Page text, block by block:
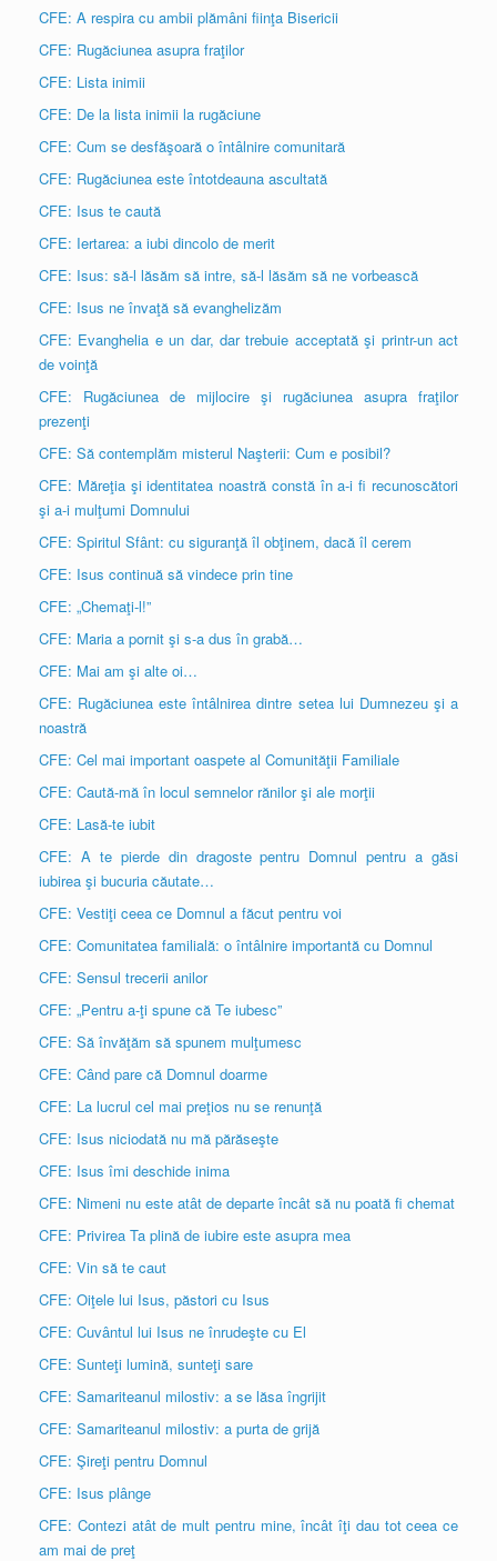
CFE: A respira cu ambii plămâni fiinţa Bisericii
CFE: Rugăciunea asupra fraţilor
CFE: Lista inimii
CFE: De la lista inimii la rugăciune
CFE: Cum se desfăşoară o întâlnire comunitară
CFE: Rugăciunea este întotdeauna ascultată
CFE: Isus te caută
CFE: Iertarea: a iubi dincolo de merit
CFE: Isus: să-l lăsăm să intre, să-l lăsăm să ne vorbească
CFE: Isus ne învaţă să evanghelizăm
CFE: Evanghelia e un dar, dar trebuie acceptată şi printr-un act
de voinţă
CFE: Rugăciunea de mijlocire şi rugăciunea asupra fraţilor
prezenţi
CFE: Să contemplăm misterul Naşterii: Cum e posibil?
CFE: Măreţia şi identitatea noastră constă în a-i fi recunoscători
şi a-i mulţumi Domnului
CFE: Spiritul Sfânt: cu siguranţă îl obţinem, dacă îl cerem
CFE: Isus continuă să vindece prin tine
CFE: „Chemaţi-l!”
CFE: Maria a pornit şi s-a dus în grabă…
CFE: Mai am şi alte oi…
CFE: Rugăciunea este întâlnirea dintre setea lui Dumnezeu şi a
noastră
CFE: Cel mai important oaspete al Comunităţii Familiale
CFE: Caută-mă în locul semnelor rănilor şi ale morţii
CFE: Lasă-te iubit
CFE: A te pierde din dragoste pentru Domnul pentru a găsi
iubirea şi bucuria căutate…
CFE: Vestiţi ceea ce Domnul a făcut pentru voi
CFE: Comunitatea familială: o întâlnire importantă cu Domnul
CFE: Sensul trecerii anilor
CFE: „Pentru a-ţi spune că Te iubesc”
CFE: Să învăţăm să spunem mulţumesc
CFE: Când pare că Domnul doarme
CFE: La lucrul cel mai preţios nu se renunţă
CFE: Isus niciodată nu mă părăseşte
CFE: Isus îmi deschide inima
CFE: Nimeni nu este atât de departe încât să nu poată fi chemat
CFE: Privirea Ta plină de iubire este asupra mea
CFE: Vin să te caut
CFE: Oiţele lui Isus, păstori cu Isus
CFE: Cuvântul lui Isus ne înrudeşte cu El
CFE: Sunteţi lumină, sunteţi sare
CFE: Samariteanul milostiv: a se lăsa îngrijit
CFE: Samariteanul milostiv: a purta de grijă
CFE: Şireţi pentru Domnul
CFE: Isus plânge
CFE: Contezi atât de mult pentru mine, încât îţi dau tot ceea ce
am mai de preţ